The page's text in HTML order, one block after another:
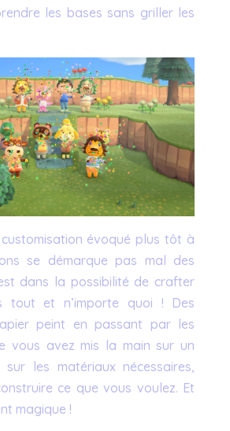
les bases sans griller les
customisation évoqué plus tôt à
se démarque pas mal des
dans la possibilité de crafter
tout et n’importe quoi ! Des
peint en passant par les
vous avez mis la main sur un
les matériaux nécessaires,
ce que vous voulez. Et
magique !